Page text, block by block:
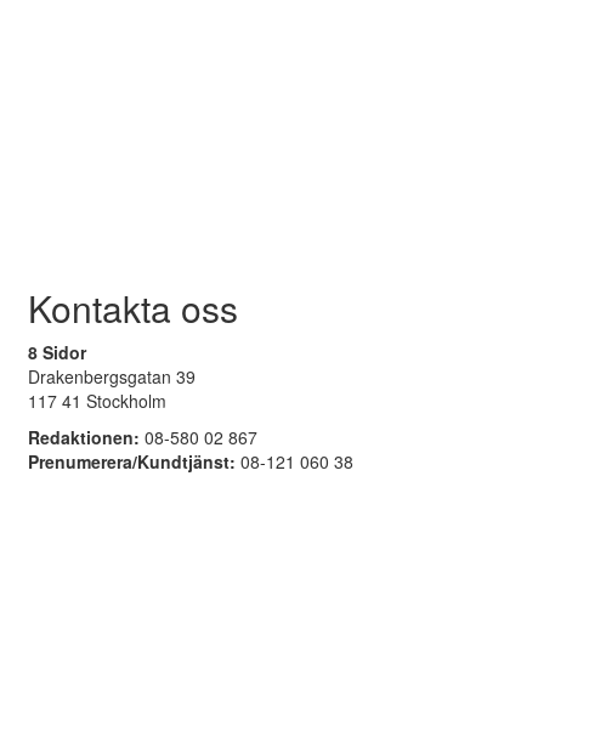
Kontakta oss
8 Sidor
Drakenbergsgatan 39
117 41 Stockholm
Redaktionen: 08-580 02 867
Prenumerera/Kundtjänst: 08-121 060 38